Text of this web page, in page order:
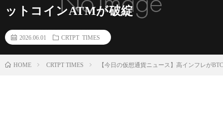
ットコインATMが破綻
2026.06.01 CRTPT TIMES
HOME CRTPT TIMES 【今日の仮想通貨ニュース】高インフレが